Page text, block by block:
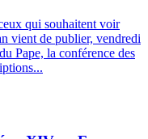
qui souhaitent voir
vient de publier, vendredi
Pape, la conférence des